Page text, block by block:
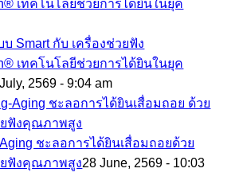
Smart กับ เครื่องช่วยฟัง
เทคโนโลยีช่วยการได้ยินในยุค
2569 - 9:04 am
ชะลอการได้ยินเสื่อมถอยด้วย
ยฟังคุณภาพสูง28 June, 2569 - 10:03